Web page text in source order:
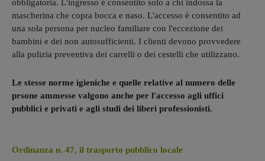
obbligatoria. L'ingresso è consentito solo a chi indossa la
mascherina che copra bocca e naso. L'accesso è consentito ad
una sola persona per nucleo familiare con l'eccezione dei
bambini e dei non autosufficienti. I clienti devono provvedere
alla pulizia preventiva dei carrelli o dei cestelli che utilizzano.
Le stesse norme igieniche e quelle relative al numero delle
prsone ammesse valgono anche per l'accesso agli uffici
pubblici e privati e agli studi dei liberi professionisti.
Ordinanza n. 47, il trasporto pubblico locale